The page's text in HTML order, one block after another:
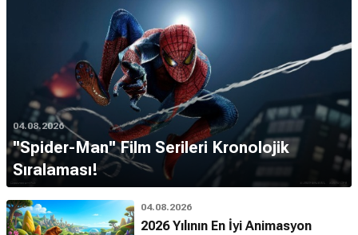
04.08.2026
''Spider-Man'' Film Serileri Kronolojik
Sıralaması!
04.08.2026
2026 Yılının En İyi Animasyon